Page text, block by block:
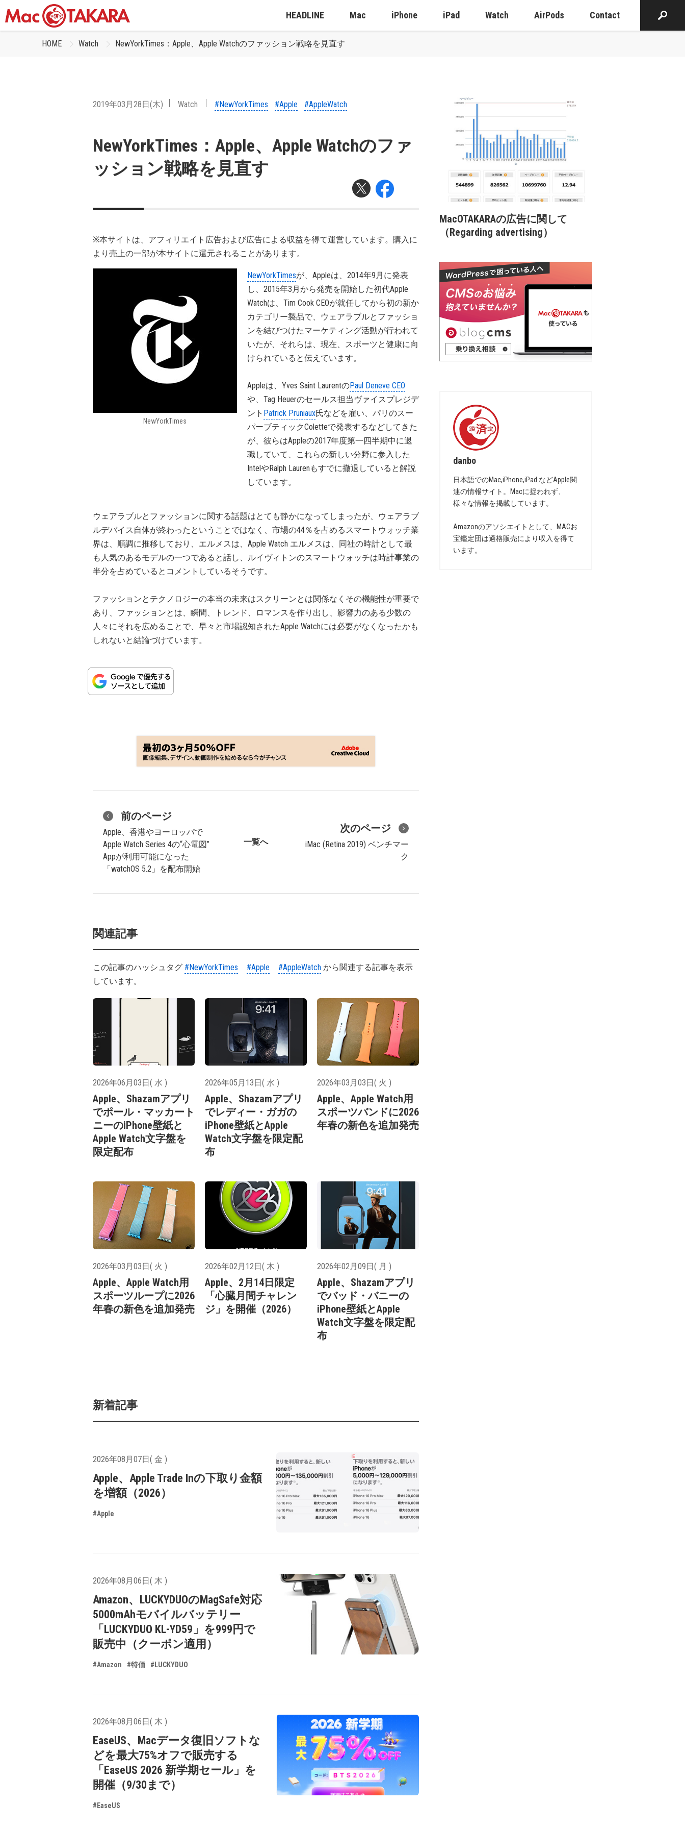
HEADLINE Mac iPhone iPad Watch AirPods Contact
HOME Watch NewYorkTimes：Apple、Apple Watchのファッション戦略を見直す
2019年03月28日(木) Watch #NewYorkTimes #Apple #AppleWatch
NewYorkTimes：Apple、Apple Watchのファ
ッション戦略を見直す
※本サイトは、アフィリエイト広告および広告による収益を得て運営しています。購入に
より売上の一部が本サイトに還元されることがあります。
NewYorkTimes
NewYorkTimesが、Appleは、2014年9月に発表
し、2015年3月から発売を開始した初代Apple
Watchは、Tim Cook CEOが就任してから初の新か
カテゴリー製品で、ウェアラブルとファッショ
ンを結びつけたマーケティング活動が行われて
いたが、それらは、現在、スポーツと健康に向
けられていると伝えています。
Appleは、Yves Saint LaurentのPaul Deneve CEO
や、Tag Heuerのセールス担当ヴァイスプレジデ
ント Patrick Pruniaux氏などを雇い、パリのスー
パーブティックColetteで発表するなどしてきた
が、彼らはAppleの2017年度第一四半期中に退
職していて、これらの新しい分野に参入した
IntelやRalph Laurenもすでに撤退していると解説
しています。
ウェアラブルとファッションに関する話題はとても静かになってしまったが、ウェアラブ
ルデバイス自体が終わったということではなく、市場の44％を占めるスマートウォッチ業
界は、順調に推移しており、エルメスは、Apple Watch エルメスは、同社の時計として最
も人気のあるモデルの一つであると話し、ルイヴィトンのスマートウォッチは時計事業の
半分を占めているとコメントしているそうです。
ファッションとテクノロジーの本当の未来はスクリーンとは関係なくその機能性が重要で
あり、ファッションとは、瞬間、トレンド、ロマンスを作り出し、影響力のある少数の
人々にそれを広めることで、早々と市場認知されたApple Watchには必要がなくなったかも
しれないと結論づけています。
前のページ
Apple、香港やヨーロッパで
Apple Watch Series 4の“心電図”
Appが利用可能になった
「watchOS 5.2」を配布開始
一覧へ
次のページ
iMac (Retina 2019) ベンチマー
ク
関連記事
この記事のハッシュタグ #NewYorkTimes #Apple #AppleWatch から関連する記事を表示
しています。
2026年06月03日( 水 )
Apple、Shazamアプリ
でポール・マッカート
ニーのiPhone壁紙と
Apple Watch文字盤を
限定配布
2026年05月13日( 水 )
Apple、Shazamアプリ
でレディー・ガガの
iPhone壁紙とApple
Watch文字盤を限定配
布
2026年03月03日( 火 )
Apple、Apple Watch用
スポーツバンドに2026
年春の新色を追加発売
2026年03月03日( 火 )
Apple、Apple Watch用
スポーツループに2026
年春の新色を追加発売
2026年02月12日( 木 )
Apple、2月14日限定
「心臓月間チャレン
ジ」を開催（2026）
2026年02月09日( 月 )
Apple、Shazamアプリ
でバッド・バニーの
iPhone壁紙とApple
Watch文字盤を限定配
布
新着記事
2026年08月07日( 金 )
Apple、Apple Trade Inの下取り金額
を増額（2026）
#Apple
2026年08月06日( 木 )
Amazon、LUCKYDUOのMagSafe対応
5000mAhモバイルバッテリー
「LUCKYDUO KL-YD59」を999円で
販売中（クーポン適用）
#Amazon #特価 #LUCKYDUO
2026年08月06日( 木 )
EaseUS、Macデータ復旧ソフトな
どを最大75%オフで販売する
「EaseUS 2026 新学期セール」を
開催（9/30まで）
#EaseUS
MacOTAKARAの広告に関して
（Regarding advertising）
danbo
日本語でのMac,iPhone,iPad などApple関
連の情報サイト。Macに捉われず、
様々な情報を掲載しています。
Amazonのアソシエイトとして、MACお
宝鑑定団は適格販売により収入を得て
います。